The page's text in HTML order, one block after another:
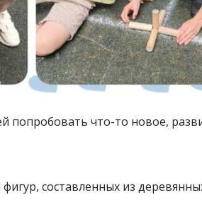
попробовать что-то новое,
составленных из